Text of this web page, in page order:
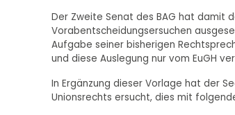
Der Zweite Senat des BAG hat damit
Vorabentscheidungsersuchen
Aufgabe seiner bisherigen
und diese Auslegung nur vom EuGH
In Ergänzung dieser Vorlage hat der
Unionsrechts ersucht, dies mit